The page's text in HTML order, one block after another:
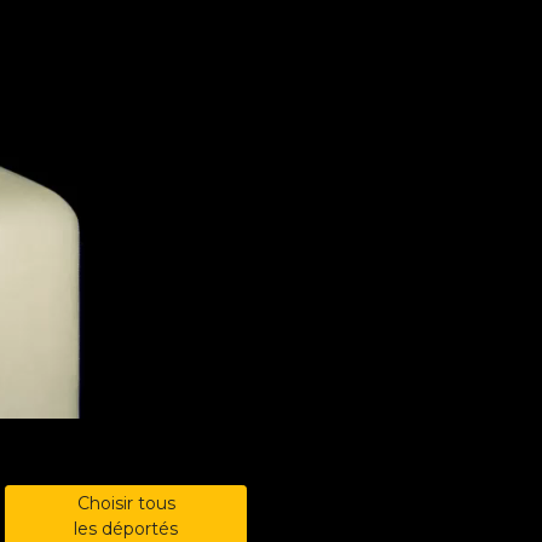
Choisir tous
les déportés